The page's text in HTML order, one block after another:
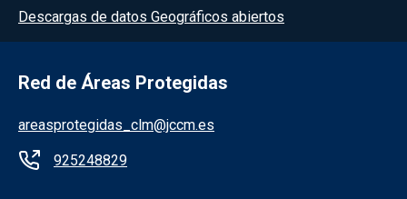
Descargas de datos Geográficos abiertos
Red de Áreas Protegidas
areasprotegidas_clm@jccm.es
925248829